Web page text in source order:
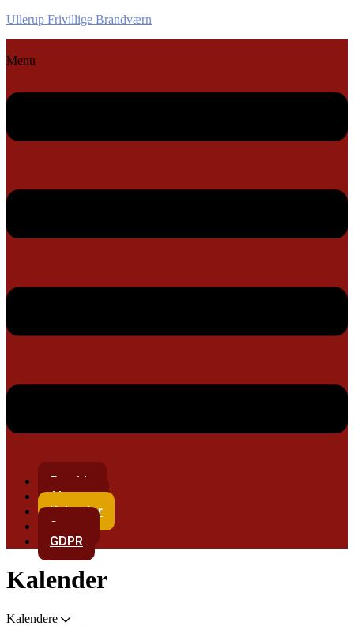
Ullerup Frivillige Brandværn
Menu
Forside
Alarmer
Kalender
Støtte
GDPR
Kalender
Kalendere